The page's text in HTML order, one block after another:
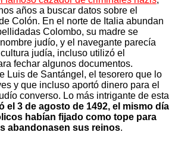
años a buscar datos sobre el
Colón. En el norte de Italia abundan
Colombo, su madre se
judío, y el navegante parecía
judía, incluso utilizó el
fechar algunos documentos.
Luis de Santángel, el tesorero que lo
y que incluso aportó dinero para el
converso. Lo más intrigante de esta
el 3 de agosto de 1492, el mismo día
habían fijado como tope para
abandonasen sus reinos.